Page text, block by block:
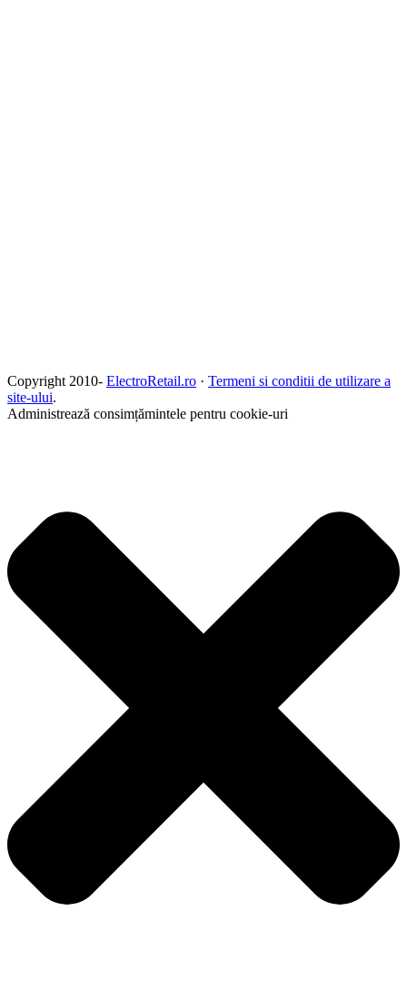
Copyright 2010- ElectroRetail.ro · Termeni si conditii de utilizare a
site-ului.
Administrează consimțămintele pentru cookie-uri